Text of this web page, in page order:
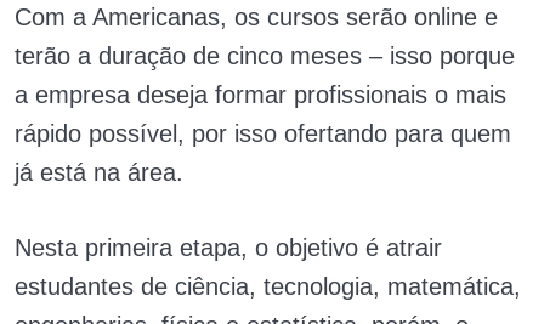
Com a Americanas, os cursos serão online e
terão a duração de cinco meses – isso porque
a empresa deseja formar profissionais o mais
rápido possível, por isso ofertando para quem
já está na área.
Nesta primeira etapa, o objetivo é atrair
estudantes de ciência, tecnologia, matemática,